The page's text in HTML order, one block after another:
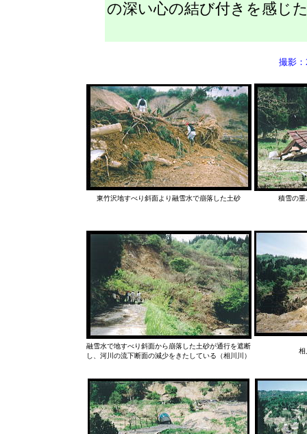
の深い心の結び付きを感じ
撮影
東竹沢地すべり斜面より融雪水で崩落した土砂 積雪の
融雪水で地すべり斜面から崩落した土砂が通行を遮断
し、河川の流下断面の減少をきたしている（相川川）
相